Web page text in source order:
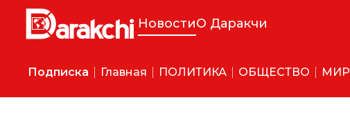
НовостиО Даракчи
Подписка Главная ПОЛИТИКА ОБЩЕСТВО МИР